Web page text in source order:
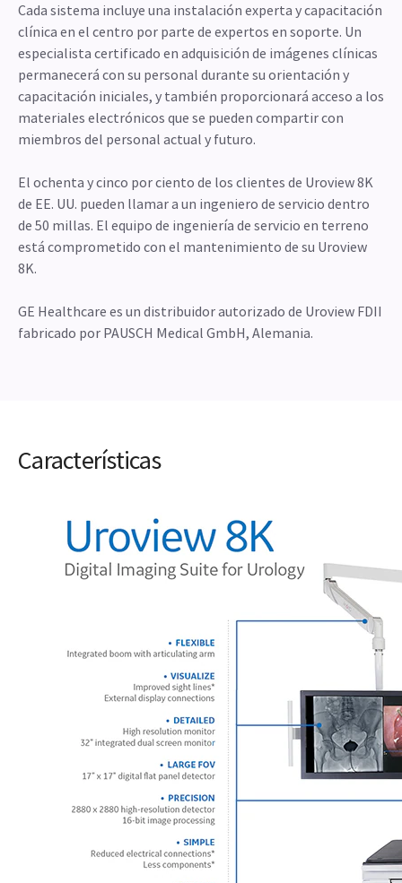
Cada sistema incluye una instalación experta y capacitación
clínica en el centro por parte de expertos en soporte. Un
especialista certificado en adquisición de imágenes clínicas
permanecerá con su personal durante su orientación y
capacitación iniciales, y también proporcionará acceso a los
materiales electrónicos que se pueden compartir con
miembros del personal actual y futuro.
El ochenta y cinco por ciento de los clientes de Uroview 8K
de EE. UU. pueden llamar a un ingeniero de servicio dentro
de 50 millas. El equipo de ingeniería de servicio en terreno
está comprometido con el mantenimiento de su Uroview
8K.
GE Healthcare es un distribuidor autorizado de Uroview FDII
fabricado por PAUSCH Medical GmbH, Alemania.
Características